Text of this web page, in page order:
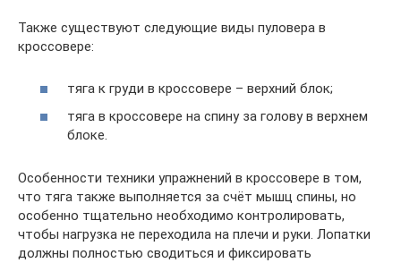
Также существуют следующие виды пуловера в
кроссовере:
тяга к груди в кроссовере – верхний блок;
тяга в кроссовере на спину за голову в верхнем
блоке.
Особенности техники упражнений в кроссовере в том,
что тяга также выполняется за счёт мышц спины, но
особенно тщательно необходимо контролировать,
чтобы нагрузка не переходила на плечи и руки. Лопатки
должны полностью сводиться и фиксировать